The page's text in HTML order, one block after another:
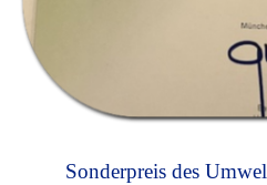
Sonderpreis des